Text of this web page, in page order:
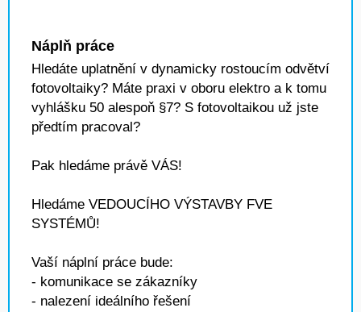
Náplň práce
Hledáte uplatnění v dynamicky rostoucím odvětví
fotovoltaiky? Máte praxi v oboru elektro a k tomu
vyhlášku 50 alespoň §7? S fotovoltaikou už jste
předtím pracoval?
Pak hledáme právě VÁS!
Hledáme VEDOUCÍHO VÝSTAVBY FVE
SYSTÉMŮ!
Vaší náplní práce bude:
- komunikace se zákazníky
- nalezení ideálního řešení